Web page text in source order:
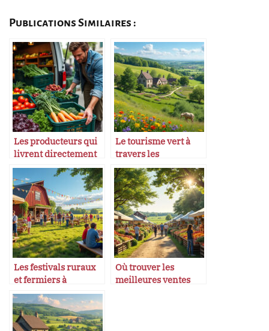
Publications Similaires :
Les producteurs qui
livrent directement
aux restaurants
Le tourisme vert à
travers les
campagnes
françaises
Les festivals ruraux
et fermiers à
découvrir
Où trouver les
meilleures ventes